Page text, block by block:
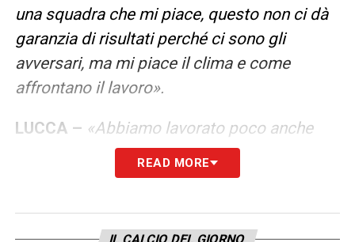
una squadra che mi piace, questo non ci dà
garanzia di risultati perché ci sono gli
avversari, ma mi piace il clima e come
affrontano il lavoro».
LUCCA – «Abbiamo lavorato poco anche
perché si è allenato a parte. La verità sta nel
mezzo: noi dobbiamo capire meglio lui e
ritmi a livelli internazionali, non è facile fare
READ MORE